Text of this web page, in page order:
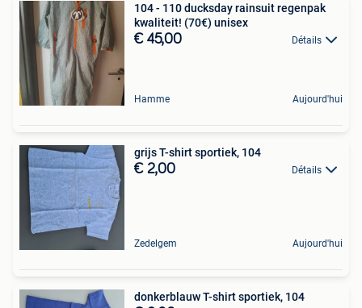
104 - 110 ducksday rainsuit regenpak
kwaliteit! (70€) unisex
€ 45,00 Détails
Hamme Aujourd'hui
grijs T-shirt sportiek, 104
€ 2,00 Détails
Zedelgem Aujourd'hui
donkerblauw T-shirt sportiek, 104